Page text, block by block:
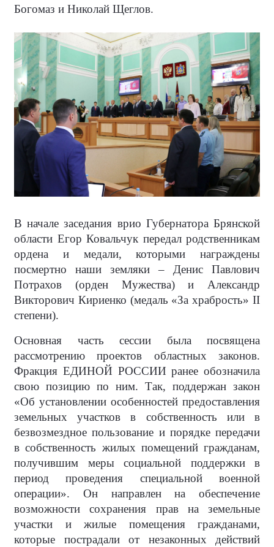
Богомаз и Николай Щеглов.
В начале заседания врио Губернатора Брянской
области Егор Ковальчук передал родственникам
ордена и медали, которыми награждены
посмертно наши земляки – Денис Павлович
Потрахов (орден Мужества) и Александр
Викторович Кириенко (медаль «За храбрость» II
степени).
Основная часть сессии была посвящена
рассмотрению проектов областных законов.
Фракция ЕДИНОЙ РОССИИ ранее обозначила
свою позицию по ним. Так, поддержан закон
«Об установлении особенностей предоставления
земельных участков в собственность или в
безвозмездное пользование и порядке передачи
в собственность жилых помещений гражданам,
получившим меры социальной поддержки в
период проведения специальной военной
операции». Он направлен на обеспечение
возможности сохранения прав на земельные
участки и жилые помещения гражданами,
которые пострадали от незаконных действий